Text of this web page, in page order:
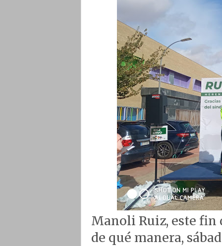
Manoli Ruiz, este fin
de qué manera,